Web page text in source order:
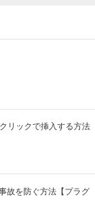
リックで挿入する方法
故を防ぐ方法【プラグ